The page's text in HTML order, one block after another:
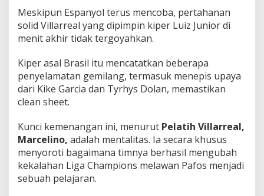
Meskipun Espanyol terus mencoba, pertahanan
solid Villarreal yang dipimpin kiper Luiz Junior di
menit akhir tidak tergoyahkan.
Kiper asal Brasil itu mencatatkan beberapa
penyelamatan gemilang, termasuk menepis upaya
dari Kike Garcia dan Tyrhys Dolan, memastikan
clean sheet.
Kunci kemenangan ini, menurut Pelatih Villarreal,
Marcelino, adalah mentalitas. Ia secara khusus
menyoroti bagaimana timnya berhasil mengubah
kekalahan Liga Champions melawan Pafos menjadi
sebuah pelajaran.